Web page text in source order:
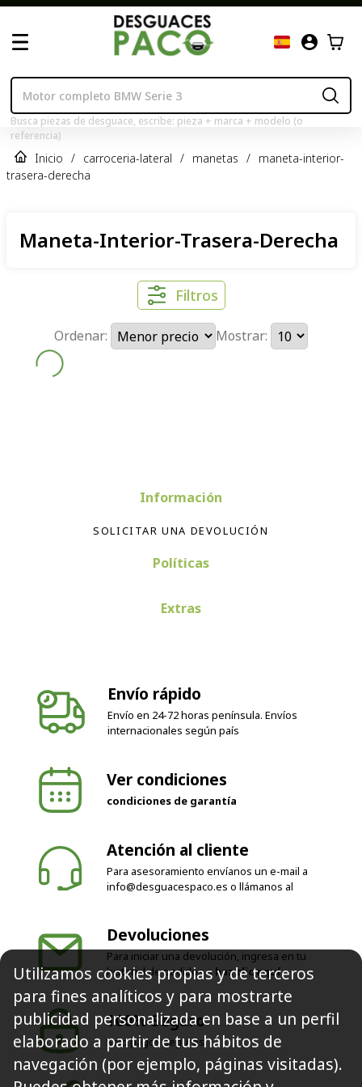
Busca piezas de desguace, escribe: pieza + marca + modelo (o
referencia)
Inicio / carroceria-lateral / manetas / maneta-interior-
trasera-derecha
Maneta-Interior-Trasera-Derecha
Filtros
Ordenar: Mostrar:
Información
SOLICITAR UNA DEVOLUCIÓN
Políticas
Extras
Envío rápido
Envío en 24-72 horas península. Envíos
internacionales según país
Ver condiciones
condiciones de garantía
Atención al cliente
Para asesoramiento envíanos un e-mail a
info@desguacespaco.es o llámanos al
Devoluciones
Para iniciar una devolución, ingresa en tu
historial de pedidos o haz clic aquí
100% Seguro
Solo pagos seguros
Utilizamos cookies propias y de terceros
para fines analíticos y para mostrarte
publicidad personalizada en base a un perfil
elaborado a partir de tus hábitos de
navegación (por ejemplo, páginas visitadas).